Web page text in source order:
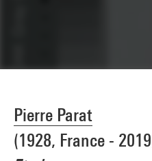
Pierre Parat
(1928, France -